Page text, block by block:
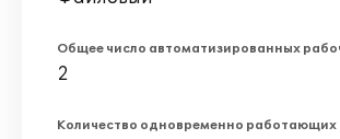
Общее число автоматизированных
2
Количество одновременно работающих